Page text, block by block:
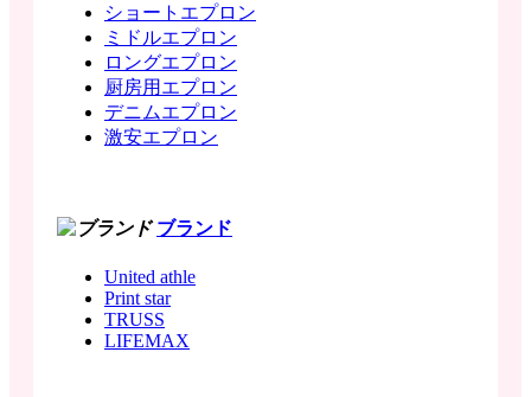
ショートエプロン
ミドルエプロン
ロングエプロン
厨房用エプロン
デニムエプロン
激安エプロン
ブランド
United athle
Print star
TRUSS
LIFEMAX